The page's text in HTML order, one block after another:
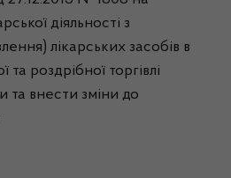
діяльності з
лікарських засобів в
роздрібної торгівлі
та внести зміни до